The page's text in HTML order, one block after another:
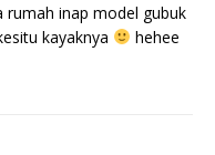
rumah inap model gubuk
kayaknya
hehee